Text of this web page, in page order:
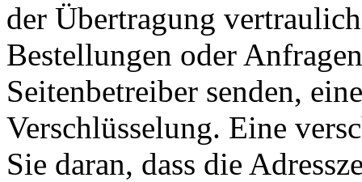
der Übertragung
Bestellungen oder
Seitenbetreiber senden,
Verschlüsselung. Eine
Sie daran, dass die